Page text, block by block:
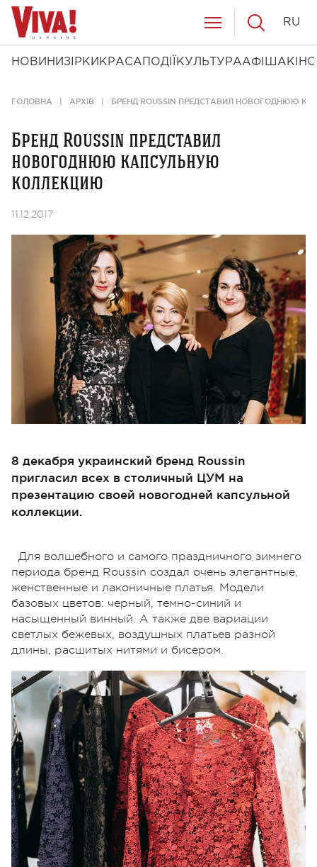
НОВИНИ ЗІРКИ КРАСА ПОДІЇ КУЛЬТУРААФІША КІНО
RU
ГОЛОВНА АРХІВ БРЕНД ROUSSIN ПРЕДСТАВИЛ НОВОГОДНЮЮ
Бренд Roussin представил
новогоднюю капсульную
коллекцию
11.12.2017
8 декабря украинский бренд Roussin
пригласил всех в столичный ЦУМ на
презентацию своей новогодней капсульной
коллекции.
Для волшебного и самого праздничного зимнего
периода бренд Roussin создал очень элегантные,
женственные и лаконичные платья. Модели
базовых цветов: черный, темно-синий и
насыщенный винный. А также две вариации
светлых бежевых, воздушных платьев разной
длины, расшитых нитями и бисером.